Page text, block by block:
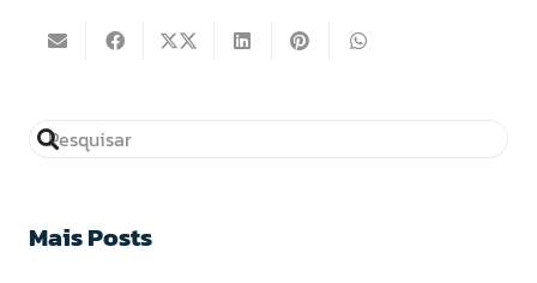
Mais Posts